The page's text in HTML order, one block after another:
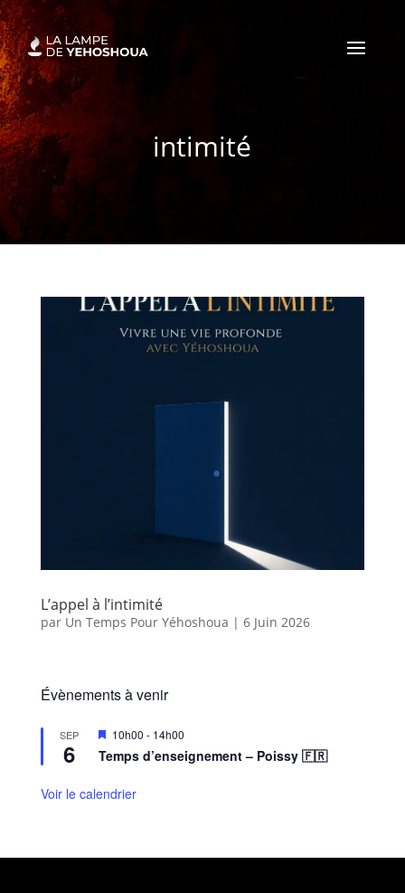
intimité
L’appel à l’intimité
par Un Temps Pour Yéhoshoua | 6 Juin 2026
Évènements à venir
SEP
6
M
s
n
10h00 - 14h00
Temps d’enseignement – Poissy 🇫🇷
Voir le calendrier